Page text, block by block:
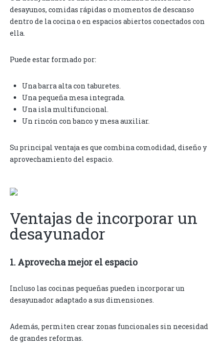
desayunos, comidas rápidas o momentos de descanso
dentro de la cocina o en espacios abiertos conectados con
ella.
Puede estar formado por:
Una barra alta con taburetes.
Una pequeña mesa integrada.
Una isla multifuncional.
Un rincón con banco y mesa auxiliar.
Su principal ventaja es que combina comodidad, diseño y
aprovechamiento del espacio.
Ventajas de incorporar un
desayunador
1. Aprovecha mejor el espacio
Incluso las cocinas pequeñas pueden incorporar un
desayunador adaptado a sus dimensiones.
Además, permiten crear zonas funcionales sin necesidad
de grandes reformas.